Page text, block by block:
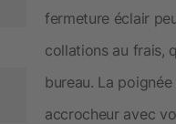
fermeture éclair
collations au frais,
bureau. La
accrocheur avec